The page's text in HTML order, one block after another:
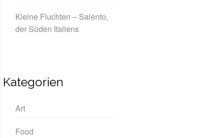
Kleine Fluchten – Salento,
der Süden Italiens
Kategorien
Art
Food